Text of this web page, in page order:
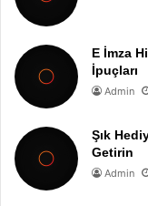
E İmza
İpuçları
Admin
Şık
Getirin
Admin